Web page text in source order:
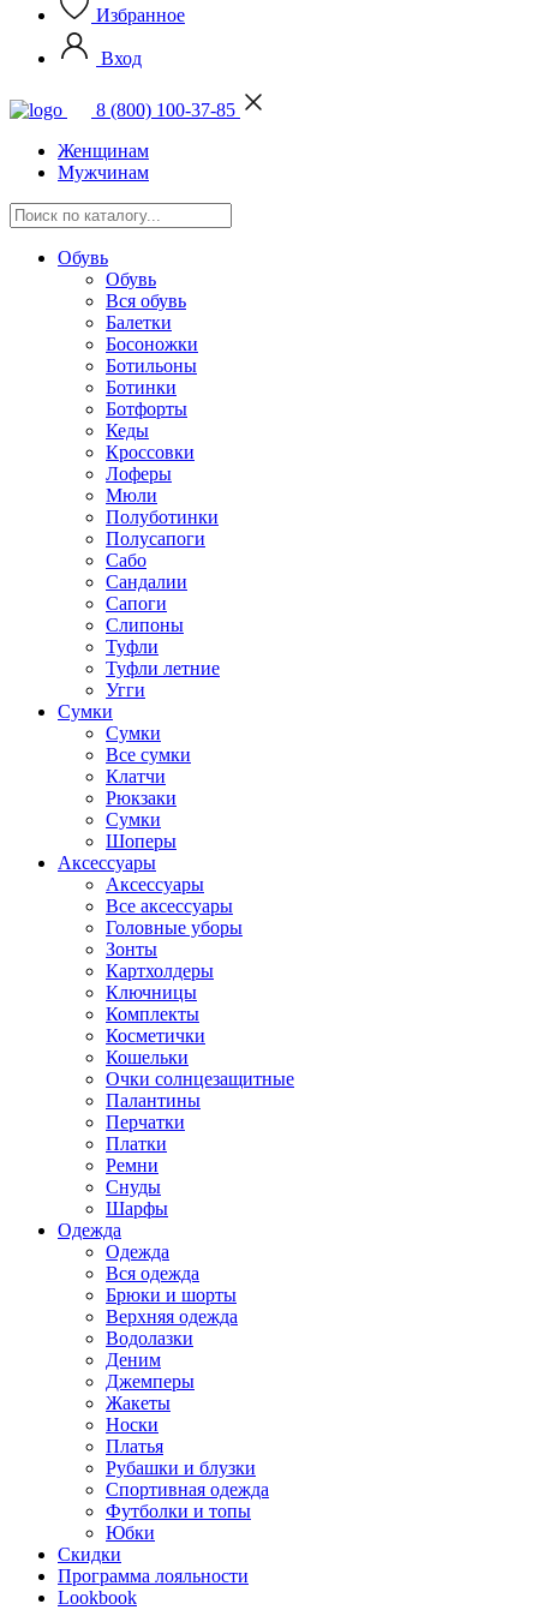
Избранное
Вход
8 (800) 100-37-85
Женщинам
Мужчинам
Обувь
Обувь
Вся обувь
Балетки
Босоножки
Ботильоны
Ботинки
Ботфорты
Кеды
Кроссовки
Лоферы
Мюли
Полуботинки
Полусапоги
Сабо
Сандалии
Сапоги
Слипоны
Туфли
Туфли летние
Угги
Сумки
Сумки
Все сумки
Клатчи
Рюкзаки
Сумки
Шоперы
Аксессуары
Аксессуары
Все аксессуары
Головные уборы
Зонты
Картхолдеры
Ключницы
Комплекты
Косметички
Кошельки
Очки солнцезащитные
Палантины
Перчатки
Платки
Ремни
Снуды
Шарфы
Одежда
Одежда
Вся одежда
Брюки и шорты
Верхняя одежда
Водолазки
Деним
Джемперы
Жакеты
Носки
Платья
Рубашки и блузки
Спортивная одежда
Футболки и топы
Юбки
Скидки
Программа лояльности
Lookbook